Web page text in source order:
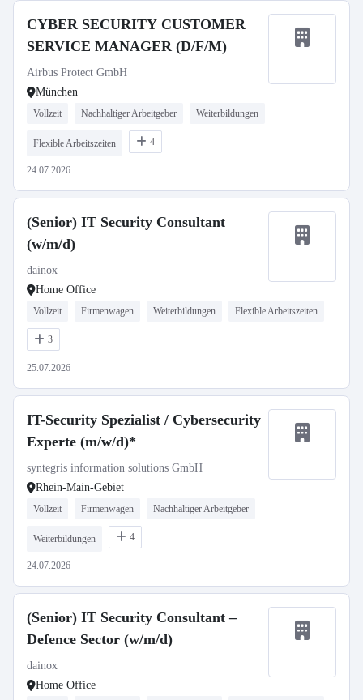
CYBER SECURITY CUSTOMER
SERVICE MANAGER (D/F/M)
Airbus Protect GmbH
München
Vollzeit Nachhaltiger Arbeitgeber Weiterbildungen
Flexible Arbeitszeiten 4
24.07.2026
(Senior) IT Security Consultant
(w/m/d)
dainox
Home Office
Vollzeit Firmenwagen Weiterbildungen Flexible Arbeitszeiten
3
25.07.2026
IT-Security Spezialist / Cybersecurity
Experte (m/w/d)*
syntegris information solutions GmbH
Rhein-Main-Gebiet
Vollzeit Firmenwagen Nachhaltiger Arbeitgeber
Weiterbildungen 4
24.07.2026
(Senior) IT Security Consultant –
Defence Sector (w/m/d)
dainox
Home Office